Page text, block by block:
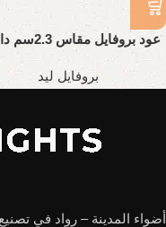
عود بروفايل
بروفايل ليد
أضواء المدينة – رواد في